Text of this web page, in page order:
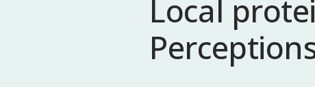
Local